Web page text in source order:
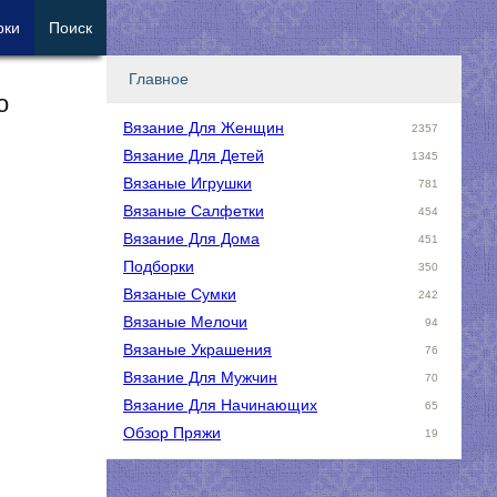
Главное
Вязание Для Женщин 2357
Вязание Для Детей 1345
Вязаные Игрушки 781
Вязаные Салфетки 454
Вязание Для Дома 451
Подборки 350
Вязаные Сумки 242
Вязаные Мелочи 94
Вязаные Украшения 76
Вязание Для Мужчин 70
Вязание Для Начинающих 65
Обзор Пряжи 19
Поиск